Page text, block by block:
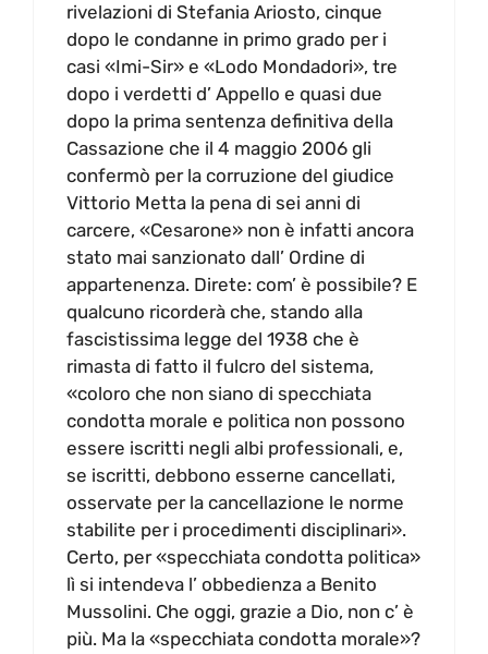
rivelazioni di Stefania Ariosto, cinque
dopo le condanne in primo grado per i
casi «Imi-Sir» e «Lodo Mondadori», tre
dopo i verdetti d’ Appello e quasi due
dopo la prima sentenza definitiva della
Cassazione che il 4 maggio 2006 gli
confermò per la corruzione del giudice
Vittorio Metta la pena di sei anni di
carcere, «Cesarone» non è infatti ancora
stato mai sanzionato dall’ Ordine di
appartenenza. Direte: com’ è possibile? E
qualcuno ricorderà che, stando alla
fascistissima legge del 1938 che è
rimasta di fatto il fulcro del sistema,
«coloro che non siano di specchiata
condotta morale e politica non possono
essere iscritti negli albi professionali, e,
se iscritti, debbono esserne cancellati,
osservate per la cancellazione le norme
stabilite per i procedimenti disciplinari».
Certo, per «specchiata condotta politica»
lì si intendeva l’ obbedienza a Benito
Mussolini. Che oggi, grazie a Dio, non c’ è
più. Ma la «specchiata condotta morale»?